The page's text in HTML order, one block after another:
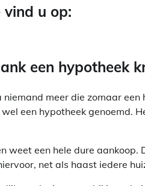
u op:
een hypotheek
meer die zomaar een
een hypotheek genoemd.
weet een hele dure
net als haast iedere